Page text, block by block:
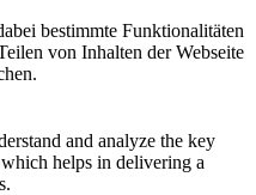
bestimmte Funktionalitäten
von Inhalten der Webseite
and analyze the key
helps in delivering a